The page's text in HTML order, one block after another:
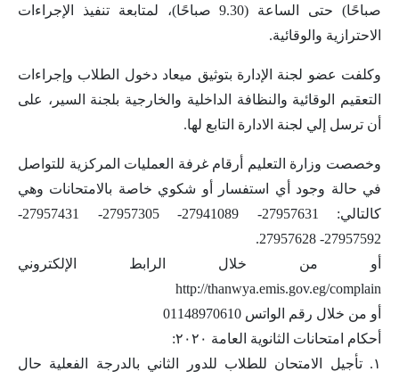
صباحًا) حتى الساعة (9.30 صباحًا)، لمتابعة تنفيذ الإجراءات
الاحترازية والوقائية.
وكلفت عضو لجنة الإدارة بتوثيق ميعاد دخول الطلاب وإجراءات
التعقيم الوقائية والنظافة الداخلية والخارجية بلجنة السير، على
أن ترسل إلي لجنة الادارة التابع لها.
وخصصت وزارة التعليم أرقام غرفة العمليات المركزية للتواصل
في حالة وجود أي استفسار أو شكوي خاصة بالامتحانات وهي
كالتالي: 27957631- 27941089- 27957305- 27957431-
27957592- 27957628.
أو من خلال الرابط الإلكتروني
http://thanwya.emis.gov.eg/complain
أو من خلال رقم الواتس 01148970610‪
أحكام امتحانات الثانوية العامة ٢٠٢٠:
١. تأجيل الامتحان للطلاب للدور الثاني بالدرجة الفعلية حال